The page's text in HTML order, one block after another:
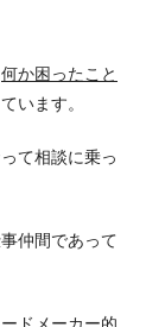
何か困ったこと
います。
て相談に乗っ
仲間であって